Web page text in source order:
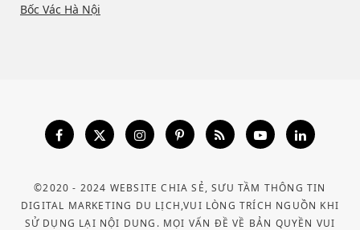
Bốc Vác Hà Nội
©2020 - 2024 WEBSITE CHIA SẺ, SƯU TẦM THÔNG TIN
DIGITAL MARKETING DU LỊCH,VUI LÒNG TRÍCH NGUỒN KHI
SỬ DỤNG LẠI NỘI DUNG. MỌI VẤN ĐỀ VỀ BẢN QUYỀN VUI